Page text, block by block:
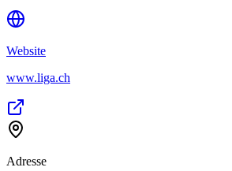
Website
www.liga.ch
Adresse